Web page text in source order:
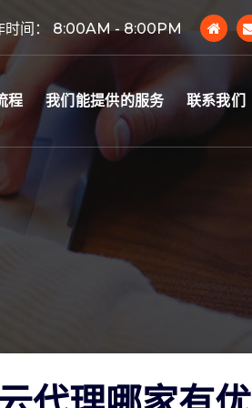
时间： 8:00AM - 8:00PM
程 我们能提供的服务 联系我们